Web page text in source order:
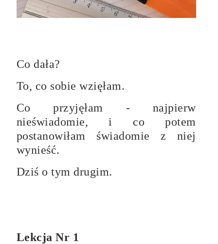
Co dała?
To, co sobie wzięłam.
Co przyjęłam - najpierw
nieświadomie, i co potem
postanowiłam świadomie z niej
wynieść.
Dziś o tym drugim.
Lekcja Nr 1